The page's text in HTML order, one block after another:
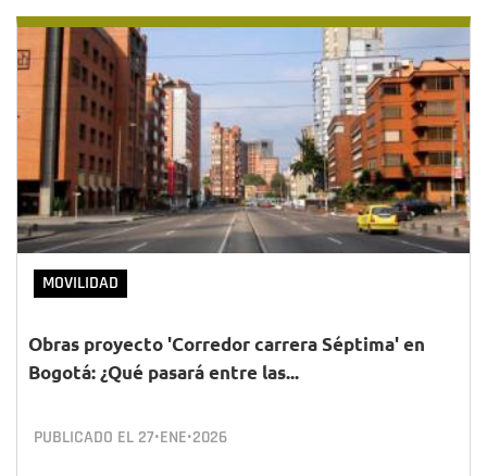
MOVILIDAD
Obras proyecto 'Corredor carrera Séptima' en
Bogotá: ¿Qué pasará entre las...
PUBLICADO EL 27•ENE•2026